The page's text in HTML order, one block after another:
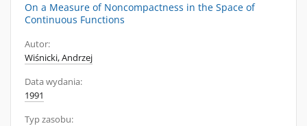
On a Measure of Noncompactness in the Space of
Continuous Functions
Autor:
Wiśnicki, Andrzej
Data wydania:
1991
Typ zasobu: